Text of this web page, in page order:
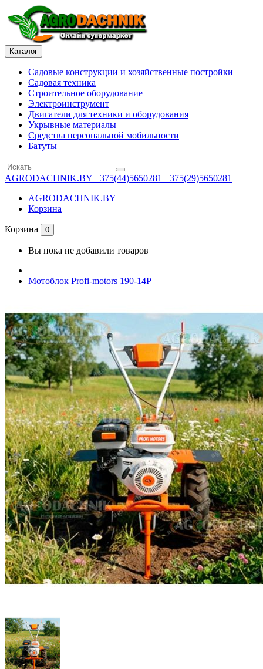
Каталог
Садовые конструкции и хозяйственные постройки
Садовая техника
Строительное оборудование
Электроинструмент
Двигатели для техники и оборудования
Укрывные материалы
Средства персональной мобильности
Батуты
AGRODACHNIK.BY +375(44)5650281 +375(29)5650281
AGRODACHNIK.BY
Корзина
Корзина 0
Вы пока не добавили товаров
Мотоблок Profi-motors 190-14P